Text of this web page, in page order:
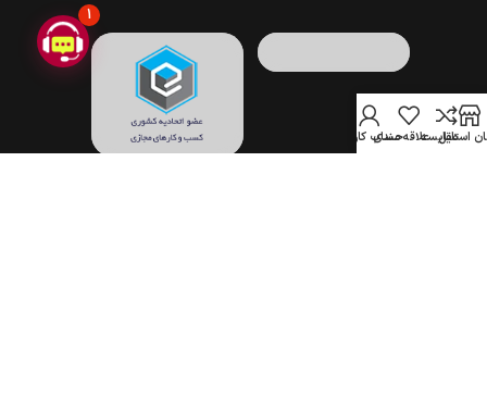
استایلمقایسهعلاقه مندی
حساب کاربری
1